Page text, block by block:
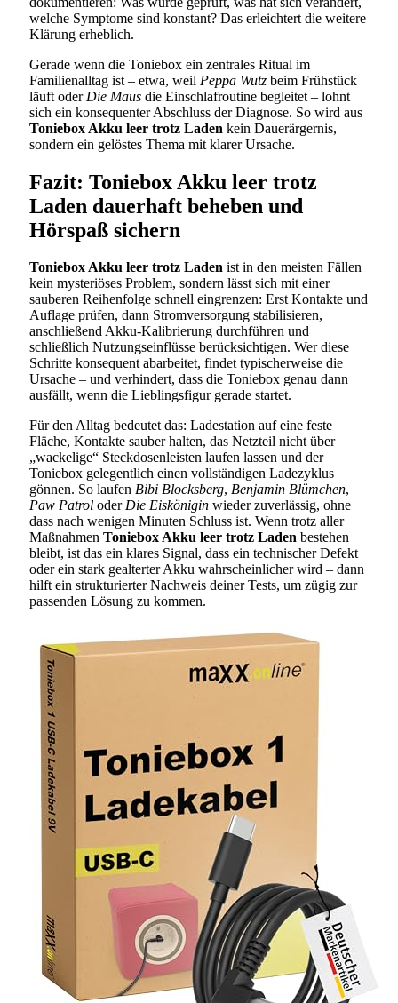
welche Symptome sind konstant? Das erleichtert die weitere
Klärung erheblich.
Gerade wenn die Toniebox ein zentrales Ritual im
Familienalltag ist – etwa, weil Peppa Wutz beim Frühstück
läuft oder Die Maus die Einschlafroutine begleitet – lohnt
sich ein konsequenter Abschluss der Diagnose. So wird aus
Toniebox Akku leer trotz Laden kein Dauerärgernis,
sondern ein gelöstes Thema mit klarer Ursache.
Fazit: Toniebox Akku leer trotz
Laden dauerhaft beheben und
Hörspaß sichern
Toniebox Akku leer trotz Laden ist in den meisten Fällen
kein mysteriöses Problem, sondern lässt sich mit einer
sauberen Reihenfolge schnell eingrenzen: Erst Kontakte und
Auflage prüfen, dann Stromversorgung stabilisieren,
anschließend Akku-Kalibrierung durchführen und
schließlich Nutzungseinflüsse berücksichtigen. Wer diese
Schritte konsequent abarbeitet, findet typischerweise die
Ursache – und verhindert, dass die Toniebox genau dann
ausfällt, wenn die Lieblingsfigur gerade startet.
Für den Alltag bedeutet das: Ladestation auf eine feste
Fläche, Kontakte sauber halten, das Netzteil nicht über
„wackelige“ Steckdosenleisten laufen lassen und der
Toniebox gelegentlich einen vollständigen Ladezyklus
gönnen. So laufen Bibi Blocksberg, Benjamin Blümchen,
Paw Patrol oderDie Eiskönigin wieder zuverlässig, ohne
dass nach wenigen Minuten Schluss ist. Wenn trotz aller
Maßnahmen Toniebox Akku leer trotz Laden bestehen
bleibt, ist das ein klares Signal, dass ein technischer Defekt
oder ein stark gealterter Akku wahrscheinlicher wird – dann
hilft ein strukturierter Nachweis deiner Tests, um zügig zur
passenden Lösung zu kommen.